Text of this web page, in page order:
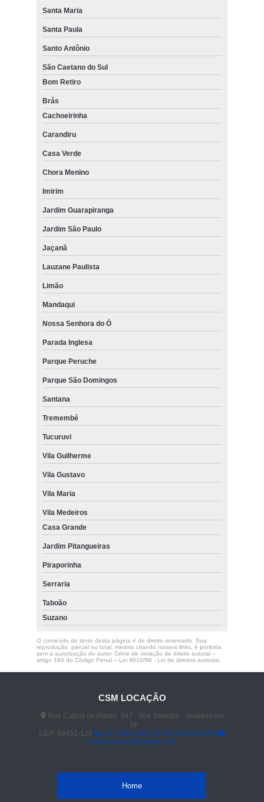
Santa Maria
Santa Paula
Santo Antônio
São Caetano do Sul
Bom Retiro
Brás
Cachoeirinha
Carandiru
Casa Verde
Chora Menino
Imirim
Jardim Guarapiranga
Jardim São Paulo
Jaçanã
Lauzane Paulista
Limão
Mandaqui
Nossa Senhora do Ó
Parada Inglesa
Parque Peruche
Parque São Domingos
Santana
Tremembé
Tucuruvi
Vila Guilherme
Vila Gustavo
Vila Maria
Vila Medeiros
Casa Grande
Jardim Pitangueiras
Piraporinha
Serraria
Taboão
Suzano
O conteúdo do texto desta página é de direito reservado. Sua
reprodução, parcial ou total, mesmo citando nossos links, é proibida
sem a autorização do autor. Crime de violação de direito autoral –
artigo 184 do Código Penal – Lei 9610/98 - Lei de direitos autorais.
CSM LOCAÇÃO
Rua Cabral de Ataide, 347 - Vila Yolanda - Guaianases
- SP
CEP: 08451-120
(11) 2961-4592
(11) 94030-8081
celiolocacao@hotmail.com
Home